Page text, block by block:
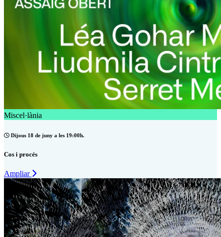
Miscel·lània
Dijous 18 de juny a les 19:00h.
Cos i procés
Ampliar